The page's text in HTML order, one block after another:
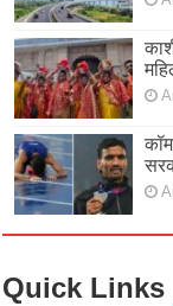
Quick Links